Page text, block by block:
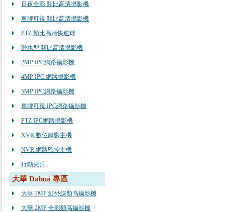
日夜全彩 類比高清攝影機
車牌可視 類比高清攝影機
PTZ 類比高清快速球
潛水型 類比高清攝影機
2MP IPC網路攝影機
4MP IPC 網路攝影機
5MP IPC網路攝影機
車牌可視 IPC網路攝影機
PTZ IPC網路攝影機
XVR 數位錄影主機
NVR 網路監控主機
行動尖兵
大華 Dahua 專區
大華 2MP 紅外線類高攝影機
大華 2MP 全彩類高攝影機